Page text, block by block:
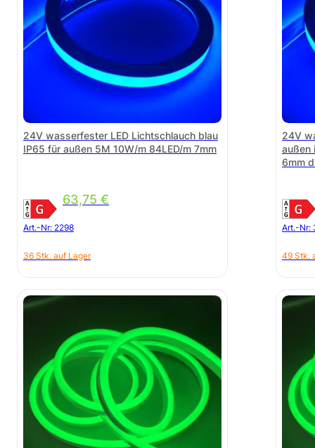
24V wasserfester LED Lichtschlauch blau
IP65 für außen 5M 10W/m 84LED/m 7mm
63,75 €
Art.-Nr: 2298
36 Stk. auf Lager
24V
außen
6mm
Art.-Nr:
49 Stk.